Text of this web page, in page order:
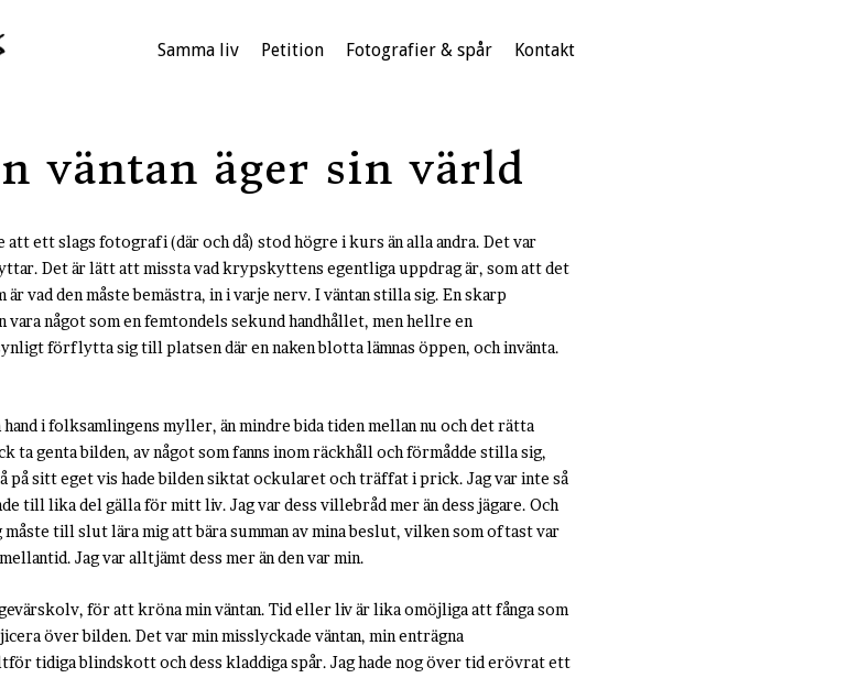
Samma liv Petition Fotografier & spår Kontakt
väntan äger sin värld
ett slags fotografi (där och då) stod högre i kurs än alla andra. Det var
Det är lätt att missta vad krypskyttens egentliga uppdrag är, som att det
vad den måste bemästra, in i varje nerv. I väntan stilla sig. En skarp
något som en femtondels sekund handhållet, men hellre en
förflytta sig till platsen där en naken blotta lämnas öppen, och invänta.
i folksamlingens myller, än mindre bida tiden mellan nu och det rätta
genta bilden, av något som fanns inom räckhåll och förmådde stilla sig,
på sitt eget vis hade bilden siktat ockularet och träffat i prick. Jag var inte så
till lika del gälla för mitt liv. Jag var dess villebråd mer än dess jägare. Och
till slut lära mig att bära summan av mina beslut, vilken som oftast var
Jag var alltjämt dess mer än den var min.
för att kröna min väntan. Tid eller liv är lika omöjliga att fånga som
över bilden. Det var min misslyckade väntan, min enträgna
tidiga blindskott och dess kladdiga spår. Jag hade nog över tid erövrat ett